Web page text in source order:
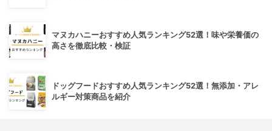
マヌカハニーおすすめ人気ランキング52選！味や栄養価の
高さを徹底比較・検証
ドッグフードおすすめ人気ランキング52選！無添加・アレ
ルギー対策商品を紹介